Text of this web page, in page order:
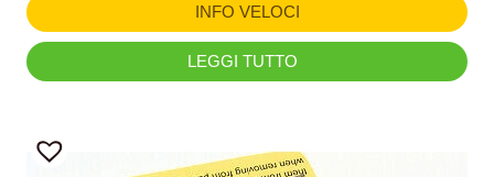
INFO VELOCI
LEGGI TUTTO